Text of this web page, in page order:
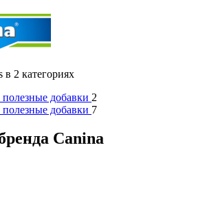
2 категориях
добавки 2
добавки 7
Canina